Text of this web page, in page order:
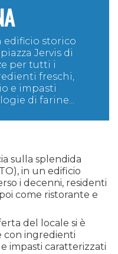
edificio storico
Jervis di
per tutti i
freschi,
e impasti
di farine...
sulla splendida
in un edificio
i decenni, residenti
come ristorante e
del locale si è
con ingredienti
impasti caratterizzati